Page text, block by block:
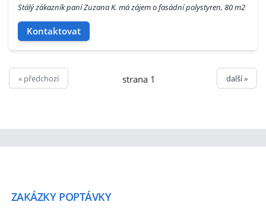
Stálý zákazník paní Zuzana K. má zájem o fasádní polystyren, 80 m2
Kontaktovat
« předchozí strana 1 další »
ZAKÁZKY POPTÁVKY